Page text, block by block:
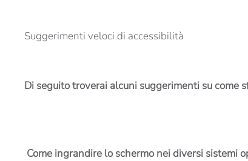
Suggerimenti veloci di accessibilità
Di seguito troverai alcuni suggerimenti su
Come ingrandire lo schermo nei diversi sistemi